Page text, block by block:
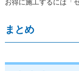
お得に施工するには「
まとめ